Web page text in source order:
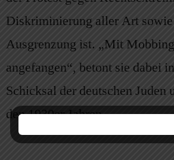
Diskriminierung aller Art
Ausgrenzung ist. „Mit
angefangen“, betont sie dabei
Schicksal der deutschen Juden
den 1930er Jahren.